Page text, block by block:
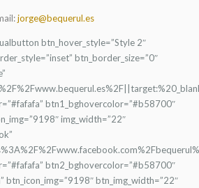
jorge@bequerul.es
btn_hover_style=”Style 2″
btn_border_size=”0″
btn1_bghovercolor=”#b58700″
img_width=”22″
btn2_bghovercolor=”#b58700″
btn_icon_img=”9198″ btn_img_width=”22″